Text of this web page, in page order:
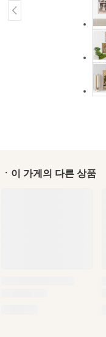
ㆍ이 가게의 다른 상품